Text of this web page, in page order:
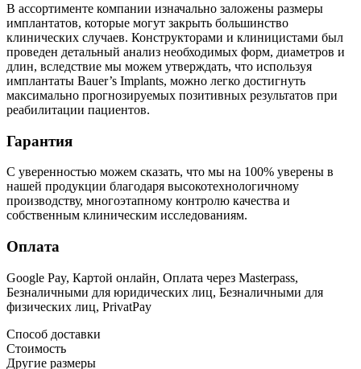
В ассортименте компании изначально заложены размеры
имплантатов, которые могут закрыть большинство
клинических случаев. Конструкторами и клиницистами был
проведен детальный анализ необходимых форм, диаметров и
длин, вследствие мы можем утверждать, что используя
имплантаты Bauer’s Implants, можно легко достигнуть
максимально прогнозируемых позитивных результатов при
реабилитации пациентов.
Гарантия
С уверенностью можем сказать, что мы на 100% уверены в
нашей продукции благодаря высокотехнологичному
производству, многоэтапному контролю качества и
собственным клиническим исследованиям.
Оплата
Google Pay, Картой онлайн, Оплата через Masterpass,
Безналичными для юридических лиц, Безналичными для
физических лиц, PrivatPay
Способ доставки
Стоимость
Другие размеры